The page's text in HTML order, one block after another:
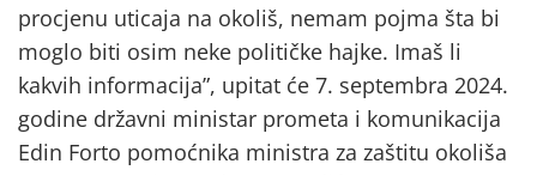
procjenu uticaja na okoliš, nemam pojma šta bi
moglo biti osim neke političke hajke. Imaš li
kakvih informacija”, upitat će 7. septembra 2024.
godine državni ministar prometa i komunikacija
Edin Forto pomoćnika ministra za zaštitu okoliša